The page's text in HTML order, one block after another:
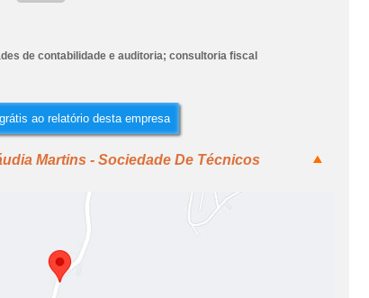
de contabilidade e auditoria; consultoria fiscal
ao relatório desta empresa
Martins - Sociedade De Técnicos